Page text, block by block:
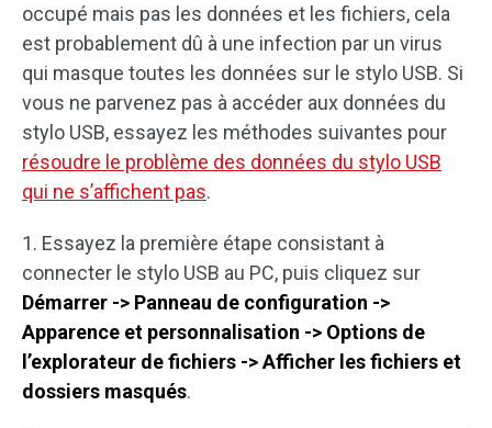
occupé mais pas les données et les fichiers, cela
est probablement dû à une infection par un virus
qui masque toutes les données sur le stylo USB. Si
vous ne parvenez pas à accéder aux données du
stylo USB, essayez les méthodes suivantes pour
résoudre le problème des données du stylo USB
qui ne s’affichent pas.
1. Essayez la première étape consistant à
connecter le stylo USB au PC, puis cliquez sur
Démarrer -> Panneau de configuration ->
Apparence et personnalisation -> Options de
l’explorateur de fichiers -> Afficher les fichiers et
dossiers masqués.